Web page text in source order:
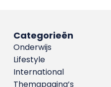
Categorieën
Onderwijs
Lifestyle
International
Themapagina’s